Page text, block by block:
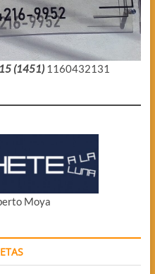
(1451) 1160432131
Moya